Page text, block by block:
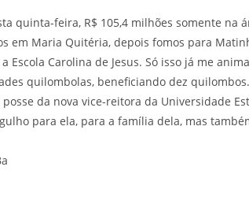
quinta-feira, R$ 105,4 milhões somente na
em Maria Quitéria, depois fomos para
Escola Carolina de Jesus. Só isso já me
quilombolas, beneficiando dez
da nova vice-reitora da Universidade
para ela, para a família dela, mas